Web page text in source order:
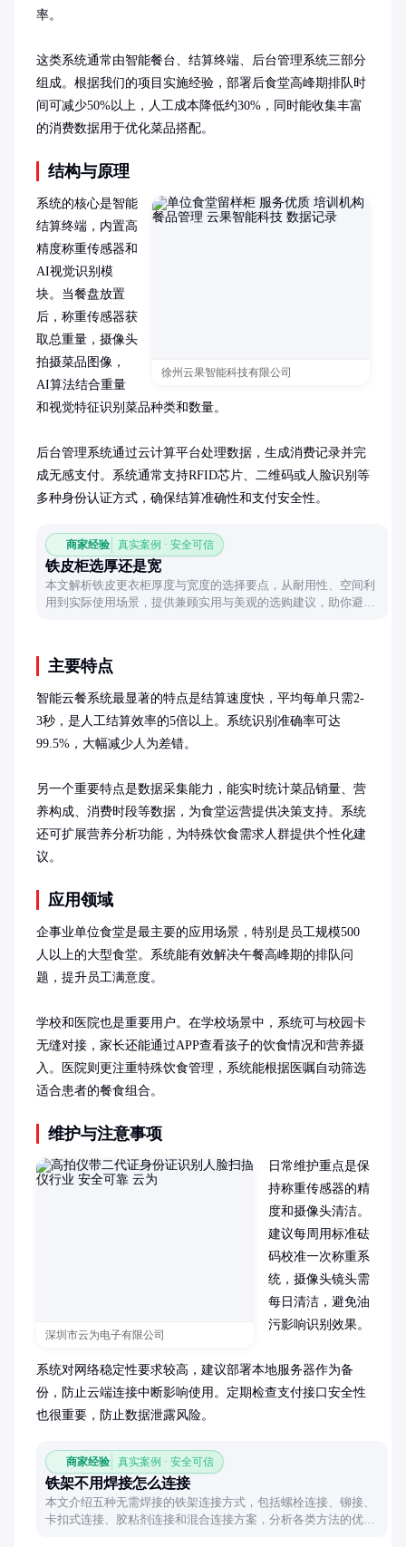
率。
这类系统通常由智能餐台、结算终端、后台管理系统三部分
组成。根据我们的项目实施经验，部署后食堂高峰期排队时
间可减少50%以上，人工成本降低约30%，同时能收集丰富
的消费数据用于优化菜品搭配。
结构与原理
徐州云果智能科技有限公司
系统的核心是智能
结算终端，内置高
精度称重传感器和
AI视觉识别模
块。当餐盘放置
后，称重传感器获
取总重量，摄像头
拍摄菜品图像，
AI算法结合重量
和视觉特征识别菜品种类和数量。
后台管理系统通过云计算平台处理数据，生成消费记录并完
成无感支付。系统通常支持RFID芯片、二维码或人脸识别等
多种身份认证方式，确保结算准确性和支付安全性。
商家经验 真实案例 · 安全可信
铁皮柜选厚还是宽
本文解析铁皮更衣柜厚度与宽度的选择要点，从耐用性、空间利
用到实际使用场景，提供兼顾实用与美观的选购建议，助你避开
主要特点
智能云餐系统最显著的特点是结算速度快，平均每单只需2-
3秒，是人工结算效率的5倍以上。系统识别准确率可达
99.5%，大幅减少人为差错。
另一个重要特点是数据采集能力，能实时统计菜品销量、营
养构成、消费时段等数据，为食堂运营提供决策支持。系统
还可扩展营养分析功能，为特殊饮食需求人群提供个性化建
议。
应用领域
企事业单位食堂是最主要的应用场景，特别是员工规模500
人以上的大型食堂。系统能有效解决午餐高峰期的排队问
题，提升员工满意度。
学校和医院也是重要用户。在学校场景中，系统可与校园卡
无缝对接，家长还能通过APP查看孩子的饮食情况和营养摄
入。医院则更注重特殊饮食管理，系统能根据医嘱自动筛选
适合患者的餐食组合。
维护与注意事项
深圳市云为电子有限公司
日常维护重点是保
持称重传感器的精
度和摄像头清洁。
建议每周用标准砝
码校准一次称重系
统，摄像头镜头需
每日清洁，避免油
污影响识别效果。
系统对网络稳定性要求较高，建议部署本地服务器作为备
份，防止云端连接中断影响使用。定期检查支付接口安全性
也很重要，防止数据泄露风险。
商家经验 真实案例 · 安全可信
铁架不用焊接怎么连接
本文介绍五种无需焊接的铁架连接方式，包括螺栓连接、铆接、
卡扣式连接、胶粘剂连接和混合连接方案，分析各类方法的优缺